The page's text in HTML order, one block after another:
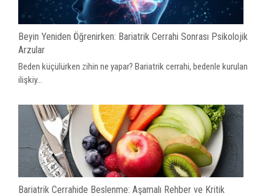
Beyin Yeniden Öğrenirken: Bariatrik Cerrahi Sonrası Psikolojik
Arzular
Beden küçülürken zihin ne yapar? Bariatrik cerrahi, bedenle kurulan
ilişkiy...
Bariatrik Cerrahide Beslenme: Aşamalı Rehber ve Kritik